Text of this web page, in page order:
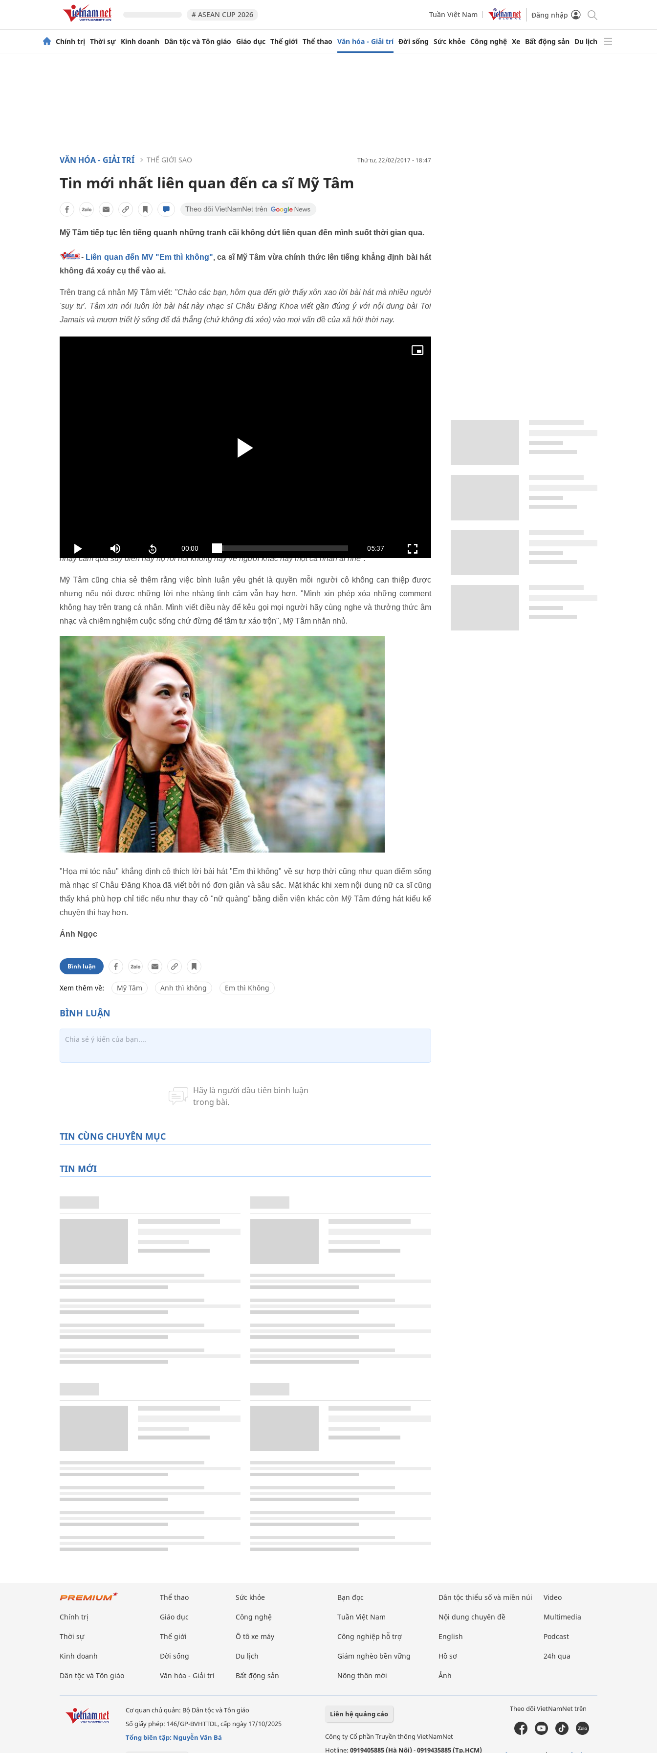
# ASEAN CUP 2026 Tuần Việt Nam Đăng nhập
Chính trị Thời sự Kinh doanh Dân tộc và Tôn giáo Giáo dục Thế giới Thể thao Văn hóa - Giải trí Đời sống Sức khỏe Công nghệ Xe Bất động sản Du lịch
VĂN HÓA - GIẢI TRÍ THẾ GIỚI SAO thứ tư, 22/02/2017 - 18:47
Tin mới nhất liên quan đến ca sĩ Mỹ Tâm
Mỹ Tâm tiếp tục lên tiếng quanh những tranh cãi không dứt liên quan đến mình suốt thời gian qua.
- Liên quan đến MV "Em thì không", ca sĩ Mỹ Tâm vừa chính thức lên tiếng khẳng định bài hát
không đá xoáy cụ thể vào ai.
Trên trang cá nhân Mỹ Tâm viết: "Chào các bạn, hôm qua đến giờ thấy xôn xao lời bài hát mà nhiều người
'suy tư'. Tâm xin nói luôn lời bài hát này nhạc sĩ Châu Đăng Khoa viết gần đúng ý với nội dung bài Toi
Jamais và mượn triết lý sống để đá thẳng (chứ không đá xéo) vào mọi vấn đề của xã hội thời nay.
hội. Những điều này không chỉ xảy ra ở nước mình mà ở đâu trên thế giới cũng có nên mọi người đừng
nhạy cảm quá suy diễn này nọ rồi nói không hay về người khác hay một cá nhân ai nhé".
Mỹ Tâm cũng chia sẻ thêm rằng việc bình luận yêu ghét là quyền mỗi người cô không can thiệp được
nhưng nếu nói được những lời nhẹ nhàng tình cảm vẫn hay hơn. "Mình xin phép xóa những comment
không hay trên trang cá nhân. Mình viết điều này để kêu gọi mọi người hãy cùng nghe và thưởng thức âm
nhạc và chiêm nghiệm cuộc sống chứ đừng để tâm tư xáo trộn", Mỹ Tâm nhắn nhủ.
"Họa mi tóc nâu" khẳng định cô thích lời bài hát "Em thì không" về sự hợp thời cũng như quan điểm sống
mà nhạc sĩ Châu Đăng Khoa đã viết bởi nó đơn giản và sâu sắc. Mặt khác khi xem nội dung nữ ca sĩ cũng
thấy khá phù hợp chỉ tiếc nếu như thay cô "nữ quàng" bằng diễn viên khác còn Mỹ Tâm đứng hát kiểu kể
chuyện thì hay hơn.
Ánh Ngọc
Bình luận
Xem thêm về: Mỹ Tâm Anh thì không Em thì Không
TIN CÙNG CHUYÊN MỤC
TIN MỚI
Chính trị
Thời sự
Kinh doanh
Dân tộc và Tôn giáo
Thể thao
Giáo dục
Thế giới
Đời sống
Văn hóa - Giải trí
Sức khỏe
Công nghệ
Ô tô xe máy
Du lịch
Bất động sản
Bạn đọc
Tuần Việt Nam
Công nghiệp hỗ trợ
Giảm nghèo bền vững
Nông thôn mới
Dân tộc thiểu số và miền núi
Nội dung chuyên đề
English
Hồ sơ
Ảnh
Video
Multimedia
Podcast
24h qua
Cơ quan chủ quản: Bộ Dân tộc và Tôn giáo
Số giấy phép: 146/GP-BVHTTDL, cấp ngày 17/10/2025
Tổng biên tập: Nguyễn Văn Bá
Liên hệ quảng cáo
Công ty Cổ phần Truyền thông VietNamNet
Hotline: 0919405885 (Hà Nội)-0919435885 (Tp.HCM)
Theo dõi VietNamNet trên